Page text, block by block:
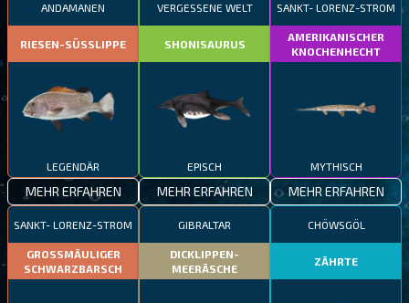
ANDAMANEN
RIESEN-SÜSSLIPPE
LEGENDÄR
MEHR ERFAHREN
VERGESSENE WELT
SHONISAURUS
EPISCH
MEHR ERFAHREN
SANKT- LORENZ-STROM
AMERIKANISCHER
KNOCHENHECHT
MYTHISCH
MEHR ERFAHREN
SANKT- LORENZ-STROM
GROSSMÄULIGER
SCHWARZBARSCH
GIBRALTAR
DICKLIPPEN-
MEERÄSCHE
CHÖWSGÖL
ZÄHRTE